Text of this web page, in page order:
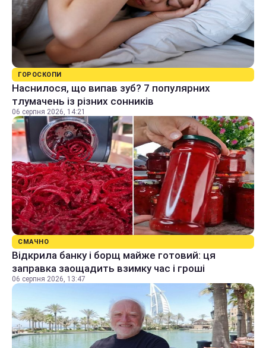
ГОРОСКОПИ
Наснилося, що випав зуб? 7 популярних
тлумачень із різних сонників
06 серпня 2026, 14:21
СМАЧНО
Відкрила банку і борщ майже готовий: ця
заправка заощадить взимку час і гроші
06 серпня 2026, 13:47